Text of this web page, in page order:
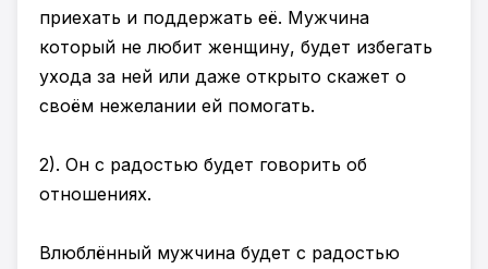
приехать и поддержать её. Мужчина
который не любит женщину, будет избегать
ухода за ней или даже открыто скажет о
своём нежелании ей помогать.
2). Он с радостью будет говорить об
отношениях.
Влюблённый мужчина будет с радостью